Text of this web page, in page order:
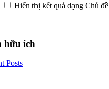
Hiển thị kết quả dạng Chủ đề
hữu ích
Posts